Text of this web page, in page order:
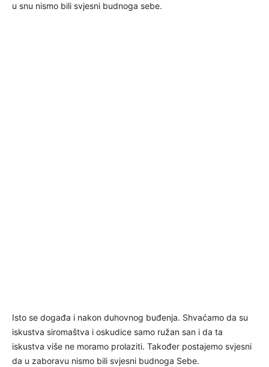
u snu nismo bili svjesni budnoga sebe.
Isto se događa i nakon duhovnog buđenja. Shvaćamo da su
iskustva siromaštva i oskudice samo ružan san i da ta
iskustva više ne moramo prolaziti. Također postajemo svjesni
da u zaboravu nismo bili svjesni budnoga Sebe.